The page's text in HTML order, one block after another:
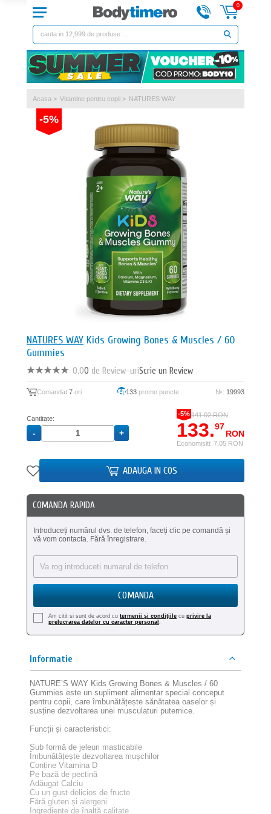
0
Acasa > Vitamine pentru copii > NATURES WAY
-5%
NATURES WAY Kids Growing Bones & Muscles / 60
Gummies
0.00 de Review-uriScrie un Review
Comandat 7ori 133 promo puncte №: 19993
Cantitate:
-5%141.02 RON
133.97
RON
Economisiti: 7.05 RON
ADAUGA IN COS
COMANDA RAPIDA
Introduceți numărul dvs. de telefon, faceți clic pe comandă și
vă vom contacta. Fără înregistrare.
COMANDA
Am citit si sunt de acord cu termenii şi condiţiile cu privire la
prelucrarea datelor cu caracter personal .
Informatie
NATURE’S WAY Kids Growing Bones & Muscles / 60
Gummies este un supliment alimentar special conceput
pentru copii, care îmbunătățește sănătatea oaselor și
susține dezvoltarea unei musculaturi puternice.
Funcții și caracteristici:
Sub formă de jeleuri masticabile
Îmbunătățește dezvoltarea mușchilor
Conține Vitamina D
Pe bază de pectină
Adăugat Calciu
Cu un gust delicios de fructe
Fără gluten și alergeni
Ingrediente de înaltă calitate